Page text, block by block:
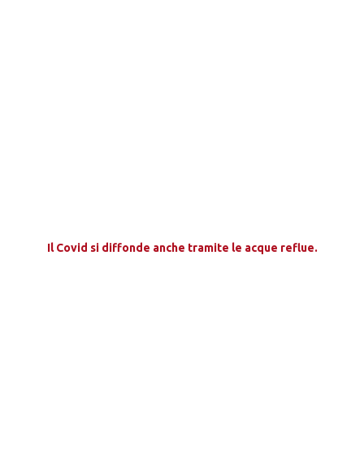
Il Covid si diffonde anche tramite le acque reflue.